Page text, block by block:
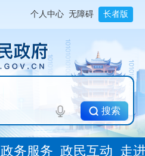
个人中心 无障碍 长者版
搜索
政务服务 政民互动 走